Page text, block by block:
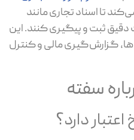
اسناد تجاری مانند
ثبت و پیگیری کنند. این
گزارش‌گیری مالی و کنترل
سفته